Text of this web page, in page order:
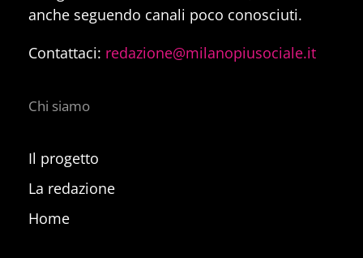
anche seguendo canali poco conosciuti.
Contattaci: redazione@milanopiusociale.it
Chi siamo
Il progetto
La redazione
Home